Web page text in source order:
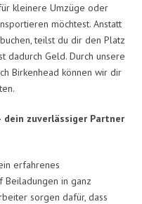
kleinere Umzüge oder
möchtest. Anstatt
teilst du dir den Platz
dadurch Geld. Durch unsere
Birkenhead können wir dir
dein zuverlässiger Partner
erfahrenes
Beiladungen in ganz
sorgen dafür, dass